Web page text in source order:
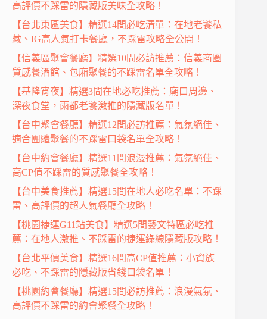
高評價不踩雷的隱藏版美味全攻略！
【台北東區美食】精選14間必吃清單：在地老饕私
藏、IG高人氣打卡餐廳，不踩雷攻略全公開！
【信義區聚會餐廳】精選10間必訪推薦：信義商圈
質感餐酒館、包廂聚餐的不踩雷名單全攻略！
【基隆宵夜】精選3間在地必吃推薦：廟口周邊、
深夜食堂，雨都老饕激推的隱藏版名單！
【台中聚會餐廳】精選12間必訪推薦：氣氛絕佳、
適合團體聚餐的不踩雷口袋名單全攻略！
【台中約會餐廳】精選11間浪漫推薦：氣氛絕佳、
高CP值不踩雷的質感聚餐全攻略！
【台中美食推薦】精選15間在地人必吃名單：不踩
雷、高評價的超人氣餐廳全攻略！
【桃園捷運G11站美食】精選5間藝文特區必吃推
薦：在地人激推、不踩雷的捷運綠線隱藏版攻略！
【台北平價美食】精選16間高CP值推薦：小資族
必吃、不踩雷的隱藏版省錢口袋名單！
【桃園約會餐廳】精選15間必訪推薦：浪漫氣氛、
高評價不踩雷的約會聚餐全攻略！